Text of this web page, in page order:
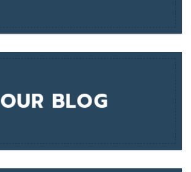
OUR BLOG